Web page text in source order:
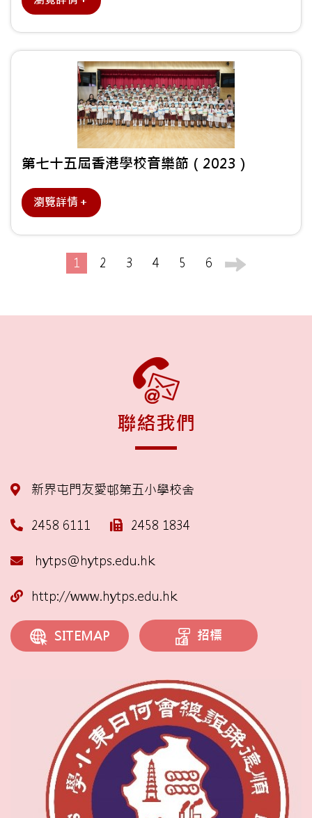
第七十五屆香港學校音樂節（2023）
瀏覽詳情＋
1 2 3 4 5 6
聯絡我們
新界屯門友愛邨第五小學校舍
2458 6111 2458 1834
hytps@hytps.edu.hk
http://www.hytps.edu.hk
SITEMAP 招標